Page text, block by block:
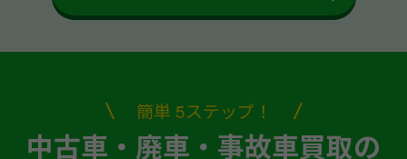
簡単 5ステップ！
中古車・廃車・事故車買取の